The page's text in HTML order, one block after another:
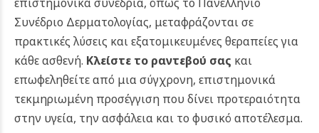
Συνέδριο Δερματολογίας, μεταφράζονται σε
πρακτικές λύσεις και εξατομικευμένες θεραπείες για
κάθε ασθενή. Κλείστε το ραντεβού σας και
επωφεληθείτε από μια σύγχρονη, επιστημονικά
τεκμηριωμένη προσέγγιση που δίνει προτεραιότητα
στην υγεία, την ασφάλεια και το φυσικό αποτέλεσμα.